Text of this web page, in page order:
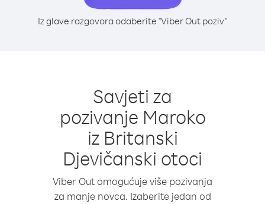
Iz glave razgovora odaberite "Viber Out poziv"
Savjeti za
pozivanje Maroko
iz Britanski
Djevičanski otoci
Viber Out omogućuje više pozivanja
za manje novca. Izaberite jedan od